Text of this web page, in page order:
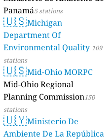
Panamá5 stations
🇺🇸Michigan
Department Of
Environmental Quality 109
stations
🇺🇸Mid-Ohio MORPC
Mid-Ohio Regional
Planning Commission150
stations
🇺🇾Ministerio De
Ambiente De La República